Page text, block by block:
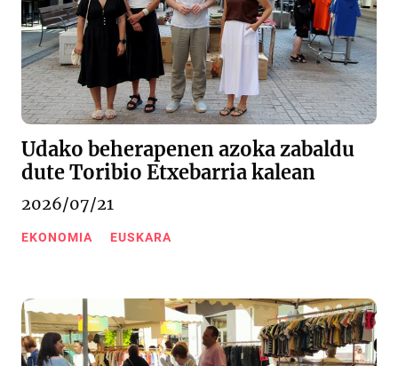
Udako beherapenen azoka zabaldu
dute Toribio Etxebarria kalean
2026/07/21
EKONOMIA EUSKARA